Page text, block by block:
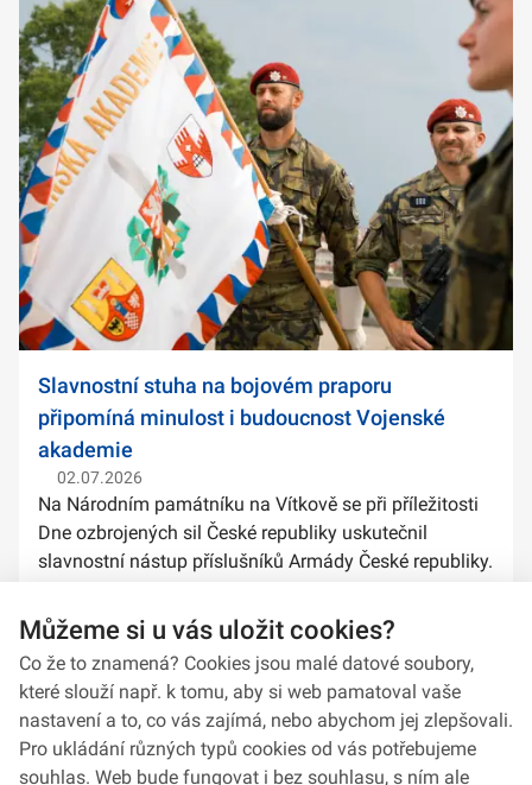
Slavnostní stuha na bojovém praporu
připomíná minulost i budoucnost Vojenské
akademie
02.07.2026
Na Národním památníku na Vítkově se při příležitosti
Dne ozbrojených sil České republiky uskutečnil
slavnostní nástup příslušníků Armády České republiky.
stuh na bojové prapory vybranýc...
Můžeme si u vás uložit cookies?
Co že to znamená? Cookies jsou malé datové soubory,
které slouží např. k tomu, aby si web pamatoval vaše
nastavení a to, co vás zajímá, nebo abychom jej zlepšovali.
Pro ukládání různých typů cookies od vás potřebujeme
souhlas. Web bude fungovat i bez souhlasu, s ním ale